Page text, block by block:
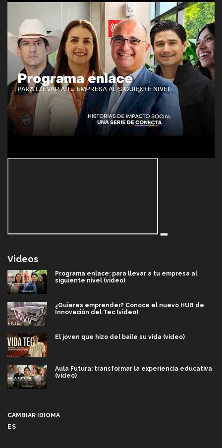
Videos
Programa enlace: para llevar a tu empresa al
siguiente nivel (video)
¿Quieres emprender? Conoce el nuevo HUB de
Innovación del Tec (video)
El joven que hizo del baile su vida (video)
Aula Futura: transformar la experiencia educativa
(video)
CAMBIAR IDIOMA
ES